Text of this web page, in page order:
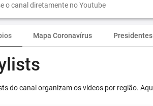
o canal diretamente no Youtube
Mapa Coronavírus Presidentes
do canal organizam os vídeos por região.